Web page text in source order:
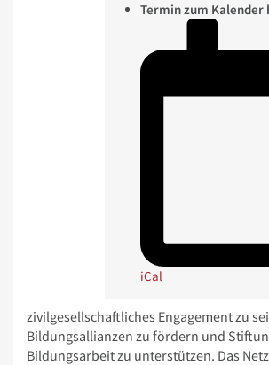
Termin zum Kalender
iCal
zivilgesellschaftliches Engagement zu
Bildungsallianzen zu fördern und
Bildungsarbeit zu unterstützen. Das